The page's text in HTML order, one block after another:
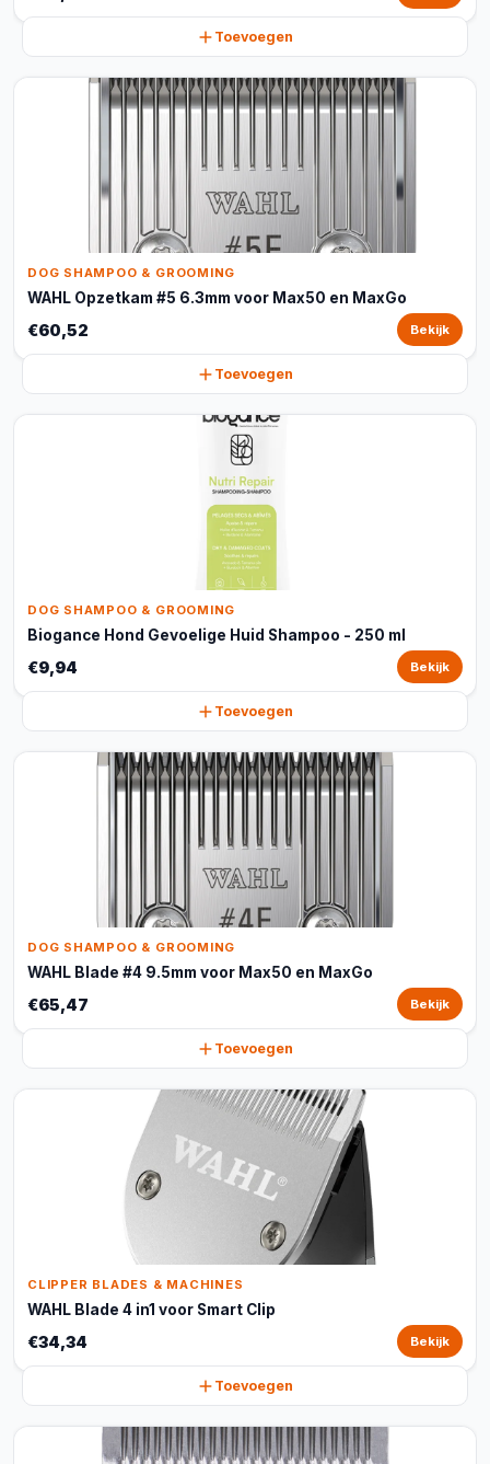
Toevoegen
DOG SHAMPOO & GROOMING
WAHL Opzetkam #5 6.3mm voor Max50 en MaxGo
€60,52 Bekijk
Toevoegen
DOG SHAMPOO & GROOMING
Biogance Hond Gevoelige Huid Shampoo - 250 ml
€9,94 Bekijk
Toevoegen
DOG SHAMPOO & GROOMING
WAHL Blade #4 9.5mm voor Max50 en MaxGo
€65,47 Bekijk
Toevoegen
CLIPPER BLADES & MACHINES
WAHL Blade 4 in1 voor Smart Clip
€34,34 Bekijk
Toevoegen